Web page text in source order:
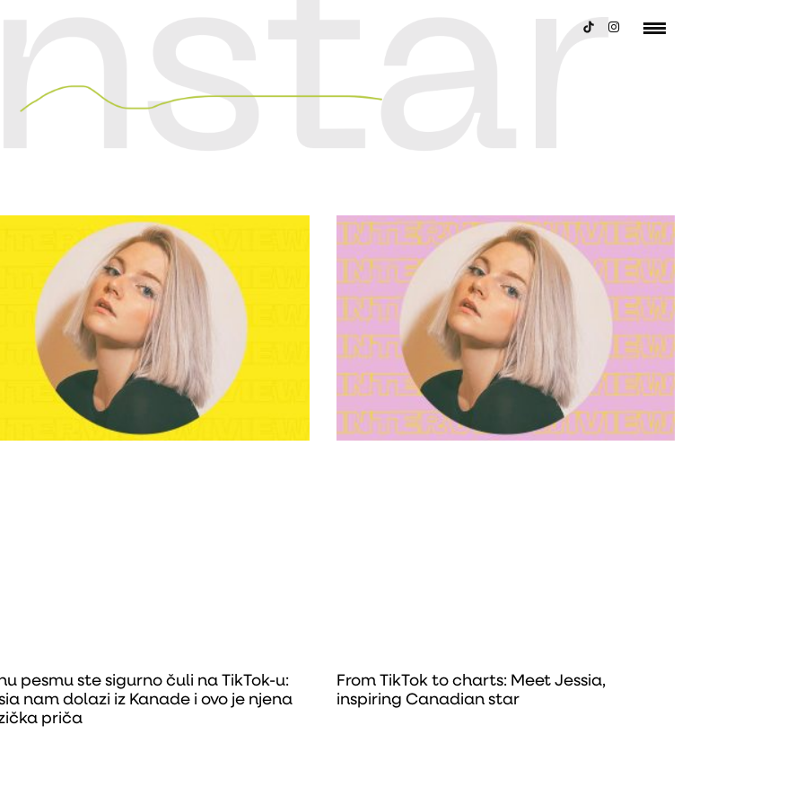
pesmu ste sigurno čuli na TikTok-u:
nam dolazi iz Kanade i ovo je njena
priča
From TikTok to charts: Meet Jessia,
inspiring Canadian star